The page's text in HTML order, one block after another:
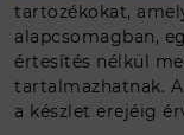
tartozékokat,
alapcsomagban,
értesítés nélkül
tartalmazhatnak.
a készlet erejéig